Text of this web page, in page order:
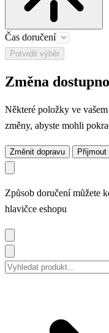
Čas doručení
Potvrdit výběr
Změna
Některé položky ve
změny, abyste mohli
Změnit dopravu
Způsob doručení můžete
hlavičce eshopu